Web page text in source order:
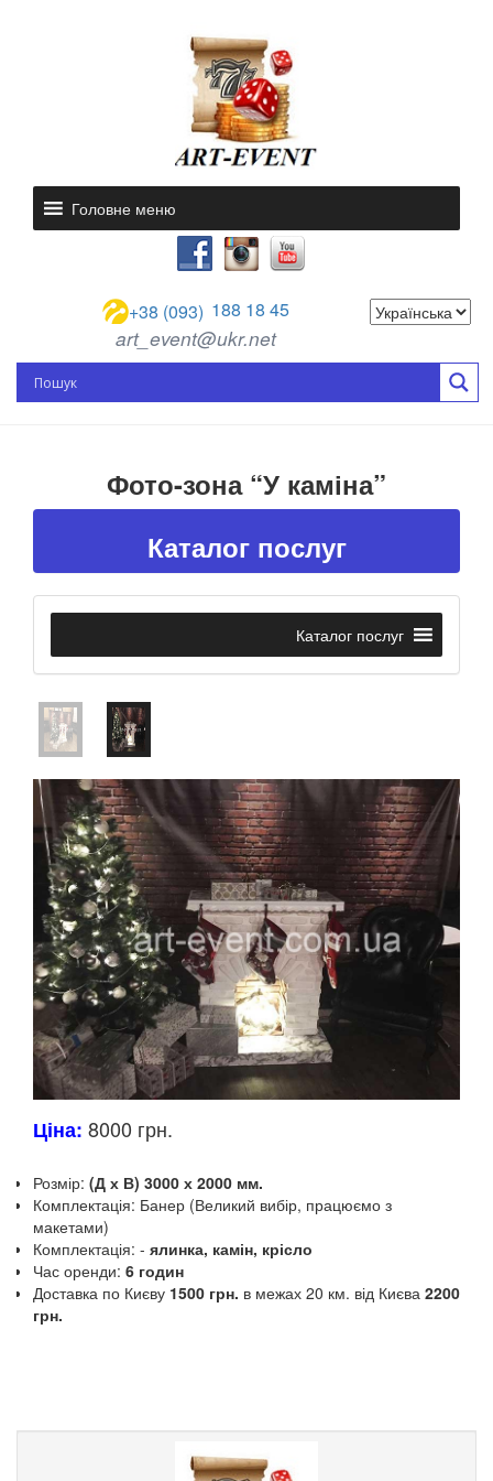
Головне меню
+38 (093) 188 18 45
art_event@ukr.net
Фото-зона “У каміна”
Каталог послуг
Каталог послуг
Ціна: 8000 грн.
Розмір: (Д х В) 3000 х 2000 мм.
Комплектація: Банер (Великий вибір, працюємо з
макетами)
Комплектація: - ялинка, камін, крісло
Час оренди: 6 годин
Доставка по Києву 1500 грн. в межах 20 км. від Києва 2200
грн.